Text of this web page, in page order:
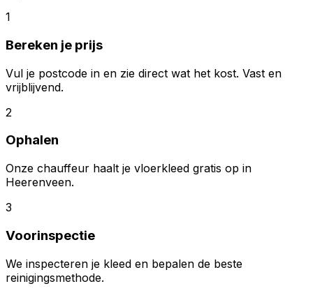
1
Bereken je prijs
Vul je postcode in en zie direct wat het kost. Vast en
vrijblijvend.
2
Ophalen
Onze chauffeur haalt je vloerkleed gratis op in
Heerenveen.
3
Voorinspectie
We inspecteren je kleed en bepalen de beste
reinigingsmethode.